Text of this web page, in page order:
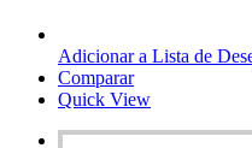
Adicionar a Lista de
Comparar
Quick View